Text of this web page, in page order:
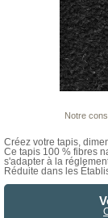
Notre
Créez votre tapis,
Ce tapis 100 % fibres
s'adapter à la
Réduite dans les